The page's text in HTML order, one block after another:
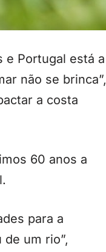
e Portugal está a
não se brinca”,
a costa
60 anos a
para a
um rio”,